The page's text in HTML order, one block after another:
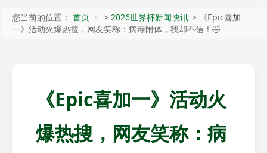
您当前的位置： 首页 > 2026世界杯新闻快讯 > 《Epic喜加
一》活动火爆热搜，网友笑称：病毒附体，我却不信！🤣
《Epic喜加一》活动火
爆热搜，网友笑称：病